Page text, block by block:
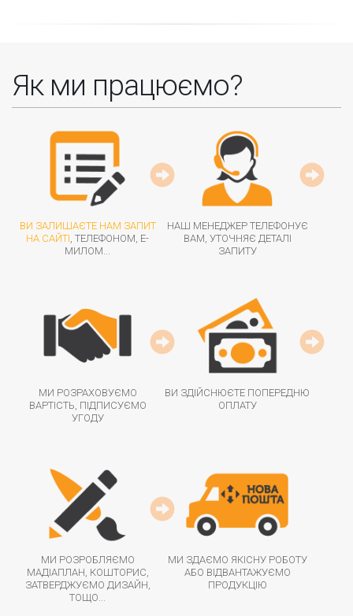
Як ми працюємо?
ВИ ЗАЛИШАЄТЕ НАМ ЗАПИТ
НА САЙТІ, ТЕЛЕФОНОМ, Е-
МИЛОМ...
НАШ МЕНЕДЖЕР ТЕЛЕФОНУЄ
ВАМ, УТОЧНЯЄ ДЕТАЛІ
ЗАПИТУ
МИ РОЗРАХОВУЄМО
ВАРТІСТЬ, ПІДПИСУЄМО
УГОДУ
ВИ ЗДІЙСНЮЄТЕ ПОПЕРЕДНЮ
ОПЛАТУ
МИ РОЗРОБЛЯЄМО
МАДІАПЛАН, КОШТОРИС,
ЗАТВЕРДЖУЄМО ДИЗАЙН,
ТОЩО...
МИ ЗДАЄМО ЯКІСНУ РОБОТУ
АБО ВІДВАНТАЖУЄМО
ПРОДУКЦІЮ